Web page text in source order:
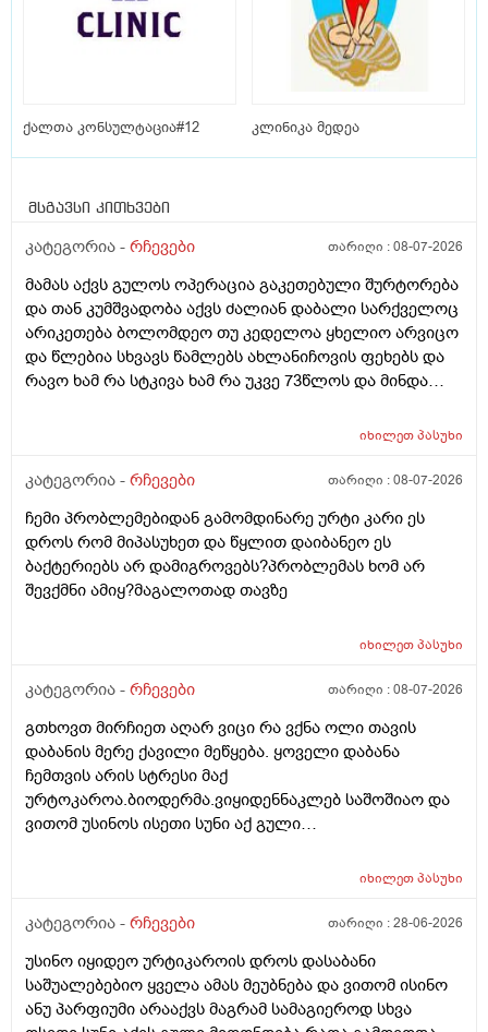
ქალთა კონსულტაცია#12 კლინიკა მედეა
მსგავსი კითხვები
კატეგორია - რჩევები თარიღი :08-07-2026
მამას აქვს გულოს ოპერაცია გაკეთებული შურტორება
და თან კუმშვადობა აქვს ძალიან დაბალი სარქველოც
არიკეთება ბოლომდეო თუ კედელოა ყხელიო არვიცო
და წლებია სხვავს წამლებს ახლანიჩოვის ფეხებს და
რავო ხამ რა სტკივა ხამ რა უკვე 73წლოს და მინდა
და ფულინრომ არჰვაქ ვერანაირად ექიმთან ვერ
შედეგს იბ ის ექიმთან მაომც ჩავიდეს თუ თავის
იბნის ექიმყან რომ დ ვიტამინი გაიკეთოს და უბნის
ექიმის დანიშნულებას ვენდო ის ხომ კარდიოლოგი
არაა თან დიდათ რომ ვაკვირდები არაა მცოდნე ამ
მხრივ და ვერ ვენდობი და ხომ არავნებს მამას დ
სარისკოა?მის კარდიოლოგა ვერ დავირეკავ ან
იხილეთპასუხი
კატეგორია - რჩევები თარიღი :08-07-2026
ჩემი პრობლემებიდან გამომდინარე ურტი კარი ეს
დროს რომ მიპასუხეთ და წყლით დაიბანეო ეს
ბაქტერიებს არ დამიგროვებს?პრობლემას ხომ არ
შევქმნი ამიყ?მაგალოთად თავზე
იხილეთპასუხი
კატეგორია - რჩევები თარიღი :08-07-2026
გთხოვთ მირჩიეთ აღარ ვიცი რა ვქნა ოლი თავის
დაბანის მერე ქავილი მეწყება. ყოველი დაბანა
ჩემთვის არის სტრესი მაქ
ურტოკაროა.ბიოდერმა.ვიყიდენნაკლებ საშოშიაო და
ვითომ უსინოს ისეთი სუნი აქ გული
დამატენიანებელი შამპუნიც მაგრამ ყველაფერზე
შემიხლია ვიტანკები.რამე მირჩიეთ დამპუნი რა რომ
ამექავოს.ბიბხიანოს შამპუნი რომ ვიყიდო ბაბეზ3
უარესი ხომ არარის?მხოლპდ ბიბცოანის საპობს იტანს
ტანოს კანი მაგრამ შამპუნი აოხმაროა და ასე მგონია
იხილეთპასუხი
კატეგორია - რჩევები თარიღი :28-06-2026
უსინო იყიდეო ურტიკაროის დროს დასაბანი
საშუალებებიო ყველა ამას მეუბნება და ვითომ ისინო
ანუ პარფიუმი არააქვს მაგრამ სამაგიეროდ სხვა